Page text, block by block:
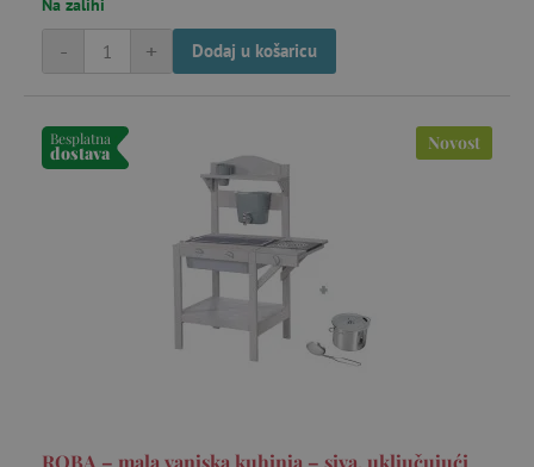
Na zalihi
+
- Dodaj u košaricu
Besplatna
dostava Novost
ROBA – mala vanjska kuhinja – siva, uključujući